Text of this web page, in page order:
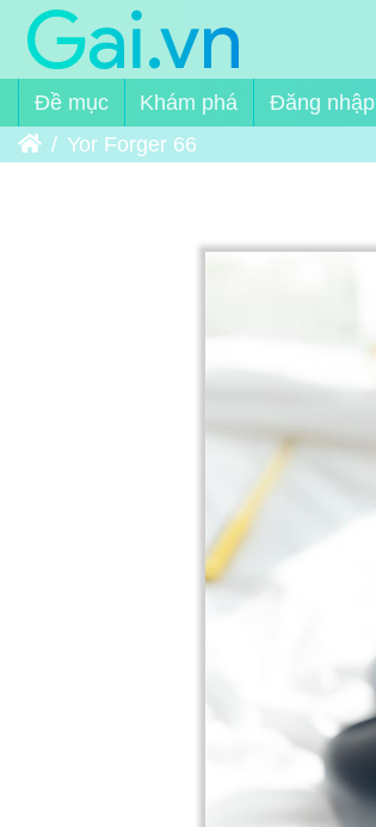
Đề mục Khám phá
Đăng nhập
Trang chủYor Forger 66